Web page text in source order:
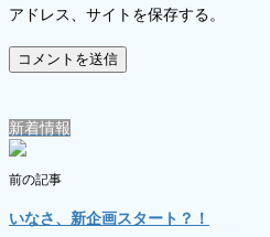
アドレス、サイトを保存する。
新着情報
前の記事
いなさ、新企画スタート？！